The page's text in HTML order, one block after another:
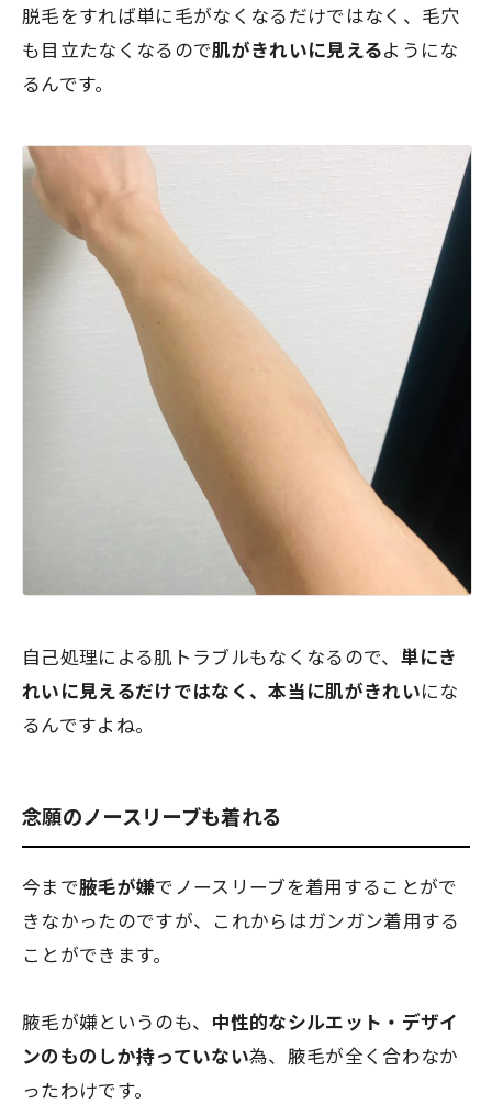
脱毛をすれば単に毛がなくなるだけではなく、 毛穴
も目立たなくなるので肌がきれいに見えるようにな
るんです。
自己処理による肌トラブルもなくなるので、 単にき
れいに見えるだけではなく、本当に肌がきれいにな
るんですよね。
念願のノースリーブも着れる
今まで腋毛が嫌でノースリーブを着用することがで
きなかったのですが、これからはガンガン着用する
ことができます。
腋毛が嫌というのも、 中性的なシルエット・デザイ
ンのものしか持っていない為、腋毛が全く合わなか
ったわけです。